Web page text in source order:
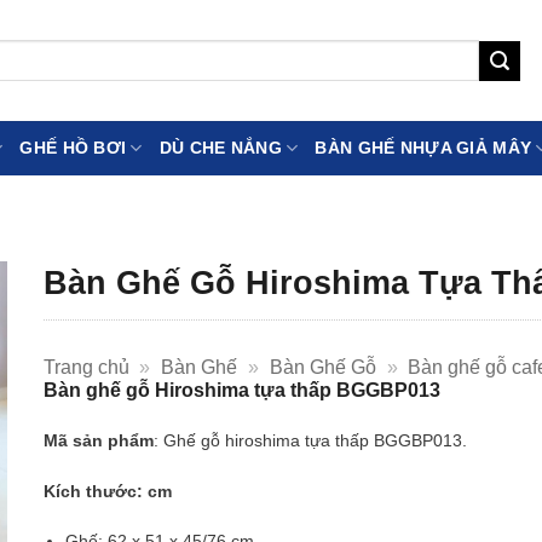
GHẾ HỒ BƠI DÙ CHE NẮNG BÀN GHẾ NHỰA GIẢ MÂY
Bàn Ghế Gỗ Hiroshima Tựa
Trang chủ » Bàn Ghế » Bàn Ghế Gỗ »
Bàn ghế gỗ
Bàn ghế gỗ Hiroshima tựa thấp BGGBP013
Mã sản phẩm: Ghế gỗ hiroshima tựa thấp BGGBP013.
Kích thước: cm